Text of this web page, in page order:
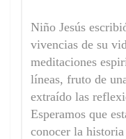
Niño Jesús
vivencias de su
meditaciones
líneas, fruto de
extraído las
Esperamos que
conocer la